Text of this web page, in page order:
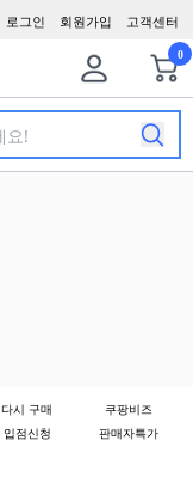
고객센터
회원가입
로그인
0
다시 구매
쿠팡비즈
입점신청 판매자특가